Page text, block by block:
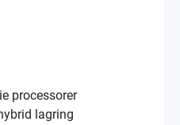
processorer
lagring